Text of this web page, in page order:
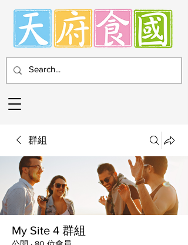
群組
My Site 4 群組